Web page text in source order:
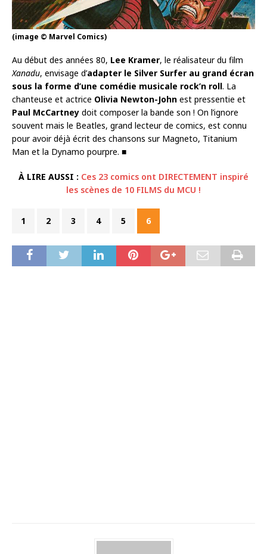
(image © Marvel Comics)
Au début des années 80, Lee Kramer, le réalisateur du film
Xanadu, envisage d’adapter le Silver Surfer au grand écran
sous la forme d’une comédie musicale rock’n roll. La
chanteuse et actrice Olivia Newton-John est pressentie et
Paul McCartney doit composer la bande son ! On l’ignore
souvent mais le Beatles, grand lecteur de comics, est connu
pour avoir déjà écrit des chansons sur Magneto, Titanium
Man et la Dynamo pourpre. ■
À LIRE AUSSI : Ces 23 comics ont DIRECTEMENT inspiré
les scènes de 10 FILMS du MCU !
1 2 3 4 5 6